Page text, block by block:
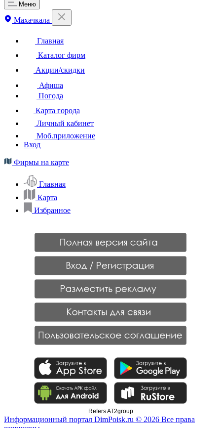
Меню
Махачкала
Главная
Каталог фирм
Акции/скидки
Афиша
Погода
Карта города
Личный кабинет
Моб.приложение
Вход
Фирмы на карте
Главная
Карта
Избранное
Refers AT2group
Информационный портал DimPoisk.ru © 2026 Все права